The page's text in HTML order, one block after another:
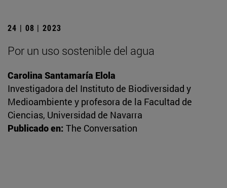
24 | 08 | 2023
Por un uso sostenible del agua
Carolina Santamaría Elola
Investigadora del Instituto de Biodiversidad y
Medioambiente y profesora de la Facultad de
Ciencias, Universidad de Navarra
Publicado en: The Conversation